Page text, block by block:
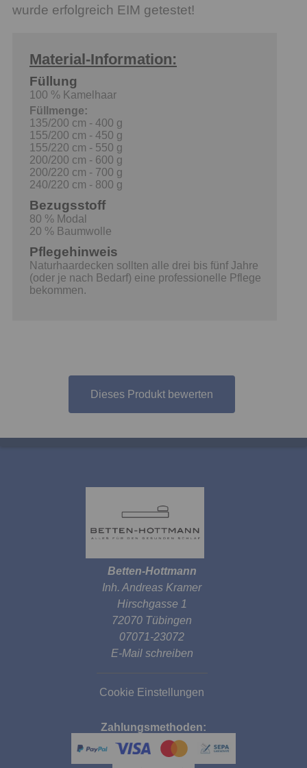
wurde erfolgreich EIM getestet!
Material-Information:
Füllung
100 % Kamelhaar
Füllmenge:
135/200 cm - 400 g
155/200 cm - 450 g
155/220 cm - 550 g
200/200 cm - 600 g
200/220 cm - 700 g
240/220 cm - 800 g
Bezugsstoff
80 % Modal
20 % Baumwolle
Pflegehinweis
Naturhaardecken sollten alle drei bis fünf Jahre
(oder je nach Bedarf) eine professionelle Pflege
bekommen.
Dieses Produkt bewerten
Betten-Hottmann
Inh. Andreas Kramer
Hirschgasse 1
72070 Tübingen
07071-23072
E-Mail schreiben
Cookie Einstellungen
Zahlungsmethoden: